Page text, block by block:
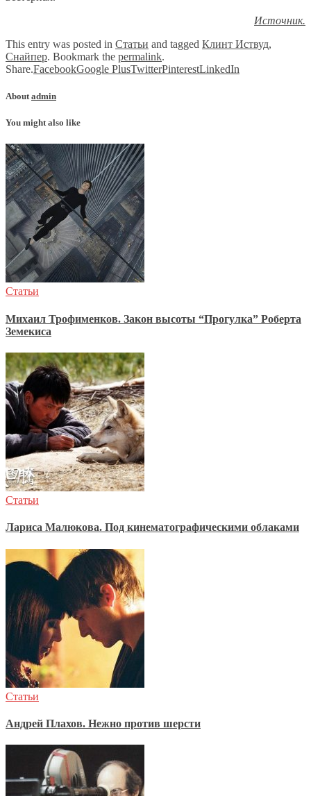
Источник.
This entry was posted in Статьи and tagged Клинт Иствуд,
Снайпер. Bookmark the permalink.
Share.FacebookGoogle PlusTwitterPinterestLinkedIn
About admin
You might also like
Статьи
Михаил Трофименков. Закон высоты “Прогулка” Роберта
Земекиса
Статьи
Лариса Малюкова. Под кинематографическими облаками
Статьи
Андрей Плахов. Нежно против шерсти